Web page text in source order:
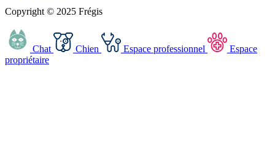
Copyright © 2025 Frégis
Chat Chien Espace professionnel
Espace
propriétaire